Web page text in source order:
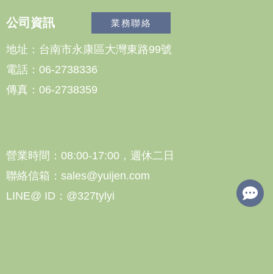
公司資訊 業務聯絡
地址：台南市永康區大灣東路99號
電話：06-2738336
傳真：06-2738359
營業時間：08:00-17:00，週休二日
聯絡信箱：sales@yuijen.com
LINE@ ID：@327tylyi